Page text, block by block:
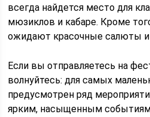
всегда найдется место для
мюзиклов и кабаре. Кроме
ожидают красочные салюты и
Если вы отправляетесь на
волнуйтесь: для самых
предусмотрен ряд
ярким, насыщенным